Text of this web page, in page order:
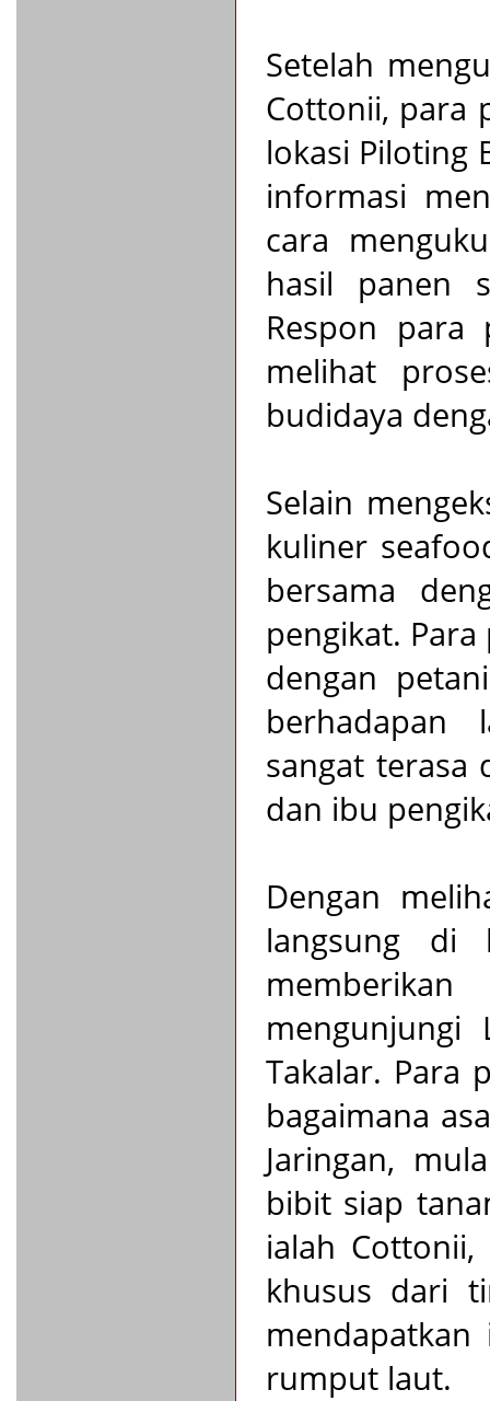
Setelah
Cottonii, para
lokasi Piloting
informasi
cara
hasil panen
Respon
melihat
budidaya
Selain
kuliner
bersama
pengikat.
dengan
berhadapan
sangat terasa
dan ibu
Dengan
langsung di
mengunjungi
Takalar. Para
bagaimana
Jaringan,
bibit siap
ialah
khusus dari
rumput laut.